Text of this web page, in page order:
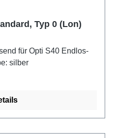
Typ 0 (Lon)
für Opti S40 Endlos-
silber